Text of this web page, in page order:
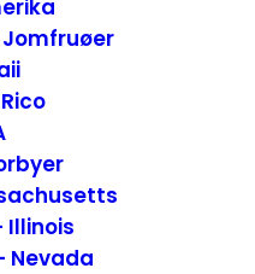
Illinois
Nevada